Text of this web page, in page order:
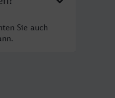
Sie auch